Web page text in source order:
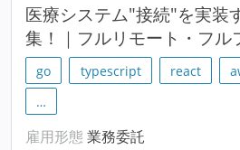
医療システム"接続"を実装
集！｜フルリモート・フル
go typescript react
…
雇用形態 業務委託